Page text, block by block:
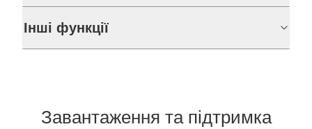
Інші функції
Завантаження та підтримка